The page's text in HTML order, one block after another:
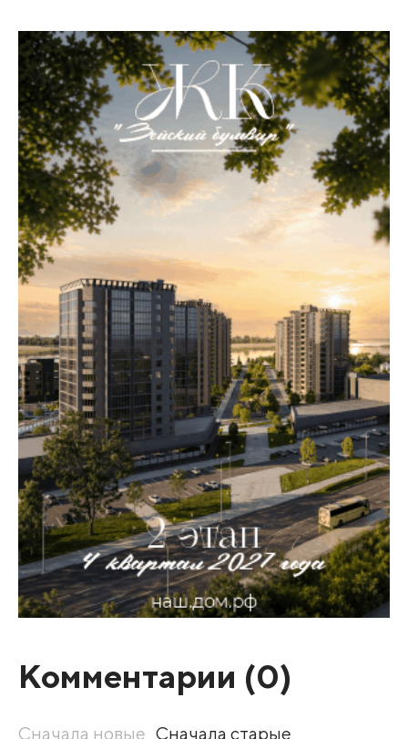
Комментарии (0)
Сначала новые Сначала старые